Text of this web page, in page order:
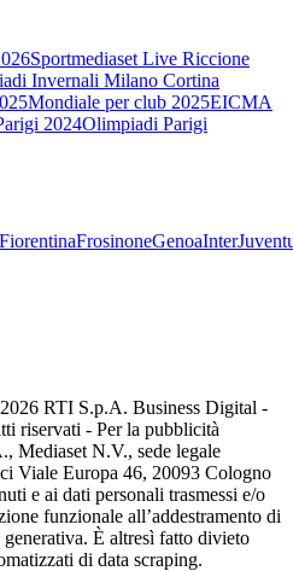
Sportmediaset Live Riccione
Invernali Milano Cortina
Mondiale per club 2025EICMA
2024Olimpiadi Parigi
FiorentinaFrosinoneGenoaInter
2026 RTI S.p.A. Business Digital -
riservati - Per la pubblicità
Mediaset N.V., sede legale
Viale Europa 46, 20093 Cologno
e ai dati personali trasmessi e/o
funzionale all’addestramento di
È altresì fatto divieto
di data scraping.